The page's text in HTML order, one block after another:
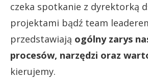
czeka spotkanie z dyrektorką
projektami bądź team
przedstawiają ogólny zarys
procesów, narzędzi oraz
kierujemy.